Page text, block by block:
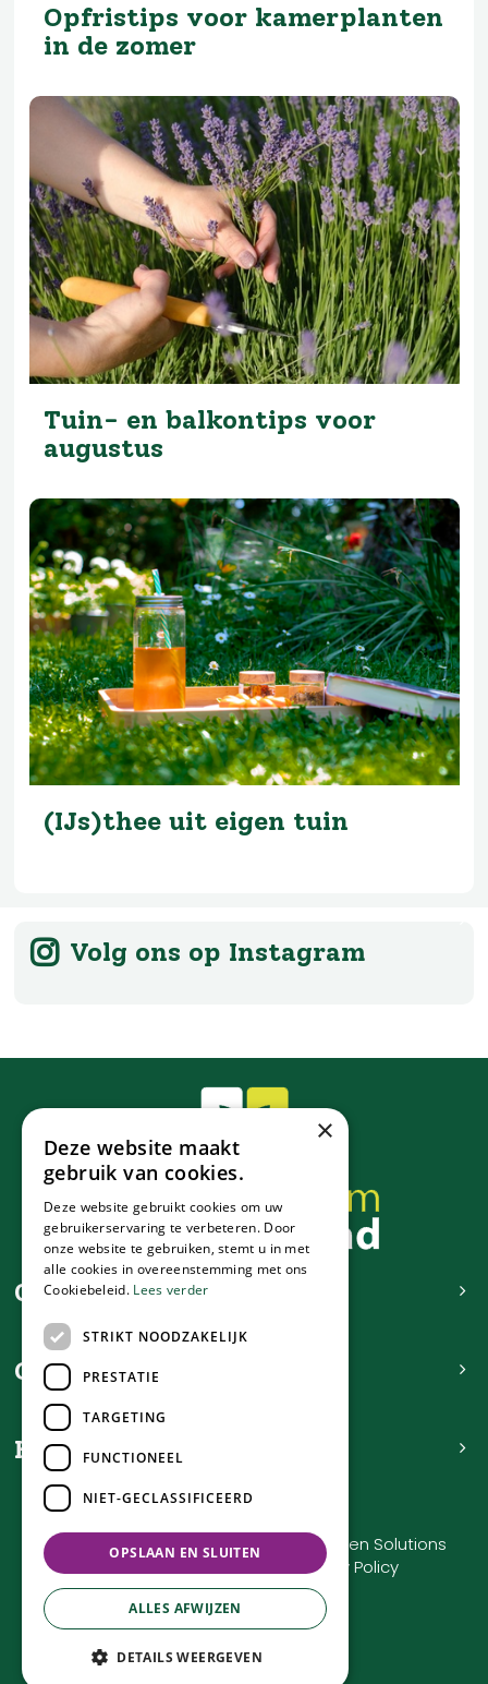
Opfristips voor kamerplanten
in de zomer
Tuin- en balkontips voor
augustus
(IJs)thee uit eigen tuin
Volg ons op Instagram
Contact
Openingstijden
Handig
Tuincentrum de Nieuwstad © 2023
Green Solutions
Privacy Policy
×
Deze website maakt
gebruik van cookies.
Deze website gebruikt cookies om uw
gebruikerservaring te verbeteren. Door
onze website te gebruiken, stemt u in met
alle cookies in overeenstemming met ons
Cookiebeleid. Lees verder
STRIKT NOODZAKELIJK
PRESTATIE
TARGETING
FUNCTIONEEL
NIET-GECLASSIFICEERD
OPSLAAN EN SLUITEN
ALLES AFWIJZEN
DETAILS WEERGEVEN